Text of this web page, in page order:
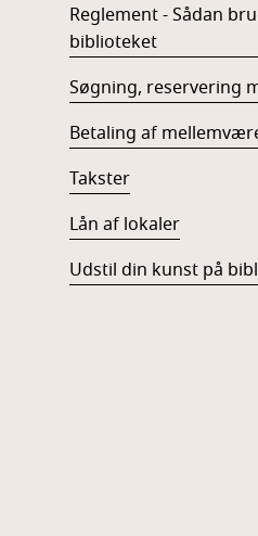
Reglement - Sådan
biblioteket
Søgning, reservering
Betaling af
Takster
Lån af lokaler
Udstil din kunst på